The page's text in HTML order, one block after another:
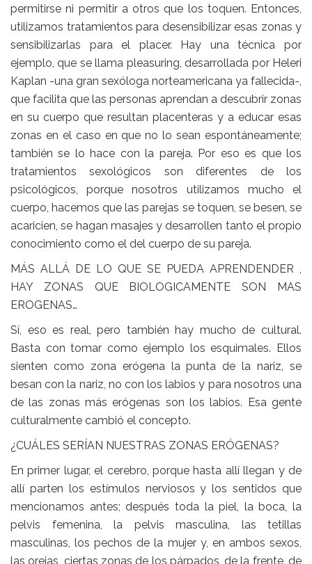
permitirse ni permitir a otros que los toquen. Entonces,
utilizamos tratamientos para desensibilizar esas zonas y
sensibilizarlas para el placer. Hay una técnica por
ejemplo, que se llama pleasuring, desarrollada por Heleri
Kaplan -una gran sexóloga norteamericana ya fallecida-,
que facilita que las personas aprendan a descubrir zonas
en su cuerpo que resultan placenteras y a educar esas
zonas en el caso en que no lo sean espontáneamente;
también se lo hace con la pareja. Por eso es que los
tratamientos sexológicos son diferentes de los
psicológicos, porque nosotros utilizamos mucho el
cuerpo, hacemos que las parejas se toquen, se besen, se
acaricien, se hagan masajes y desarrollen tanto el propio
conocimiento como el del cuerpo de su pareja.
MÁS ALLÁ DE LO QUE SE PUEDA APRENDENDER ,
HAY ZONAS QUE BIOLOGICAMENTE SON MAS
EROGENAS…
Sí, eso es real, pero también hay mucho de cultural.
Basta con tomar como ejemplo los esquimales. Ellos
sienten como zona erógena la punta de la nariz, se
besan con la nariz, no con los labios y para nosotros una
de las zonas más erógenas son los labios. Esa gente
culturalmente cambió el concepto.
¿CUÁLES SERÍAN NUESTRAS ZONAS ERÓGENAS?
En primer lugar, el cerebro, porque hasta allí llegan y de
allí parten los estímulos nerviosos y los sentidos que
mencionamos antes; después toda la piel, la boca, la
pelvis femenina, la pelvis masculina, las tetillas
masculinas, los pechos de la mujer y, en ambos sexos,
las orejas, ciertas zonas de los párpados, de la frente, de